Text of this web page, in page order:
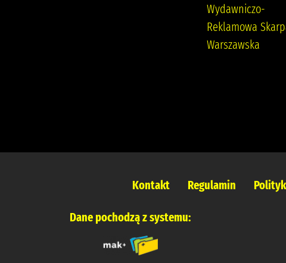
Wydawniczo-
Reklamowa
Warszawska
Kontakt Regulamin
Dane pochodzą z systemu: